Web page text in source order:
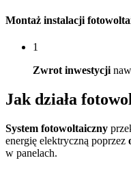
Montaż instalacji
1
Zwrot inwestycji
Jak działa
System fotowoltaiczny
energię elektryczną poprzez
w panelach.